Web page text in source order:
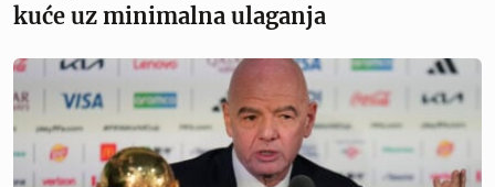
kuće uz minimalna ulaganja